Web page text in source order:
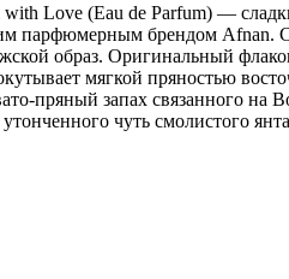
with Love (Eau de Parfum) —
парфюмерным брендом Afnan.
образ. Оригинальный
мягкой пряностью
пряный запах связанного
чуть смолистого